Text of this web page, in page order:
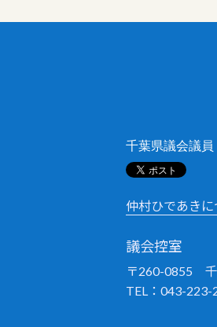
千葉県議会議員
仲村ひであきに
議会控室
〒260-0855 千
TEL：043-